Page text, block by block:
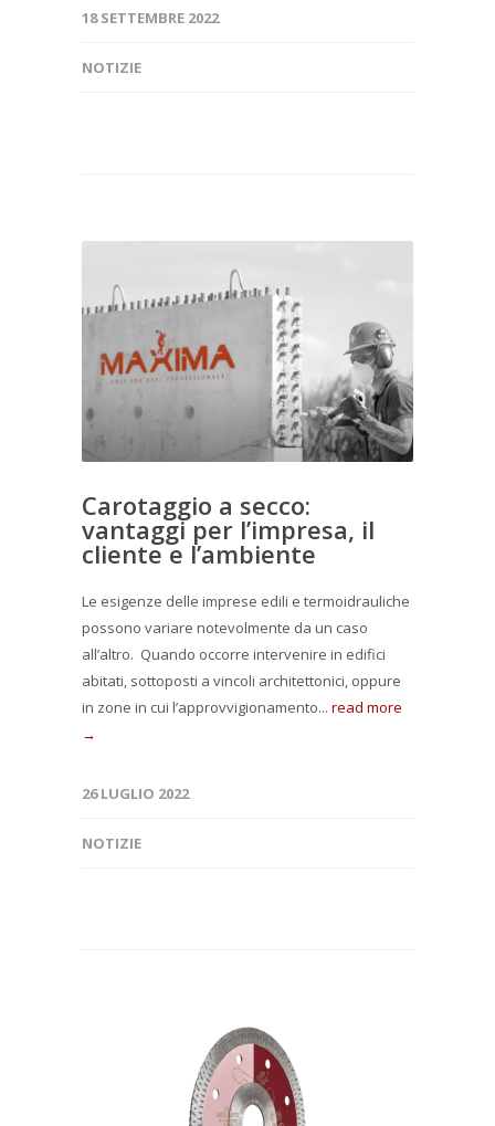
18 SETTEMBRE 2022
NOTIZIE
Carotaggio a secco:
vantaggi per l’impresa, il
cliente e l’ambiente
Le esigenze delle imprese edili e termoidrauliche
possono variare notevolmente da un caso
all’altro. Quando occorre intervenire in edifici
abitati, sottoposti a vincoli architettonici, oppure
in zone in cui l’approvvigionamento... read more
→
26 LUGLIO 2022
NOTIZIE